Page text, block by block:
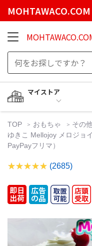
MOHTAWACO.COM
マイストア
TOP おもちゃ その
ゆきこ Mellojoy メロジョ
PayPayフリマ）
(2685)